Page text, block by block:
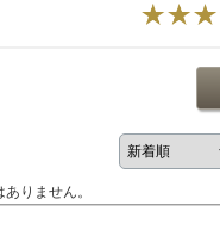
りません。